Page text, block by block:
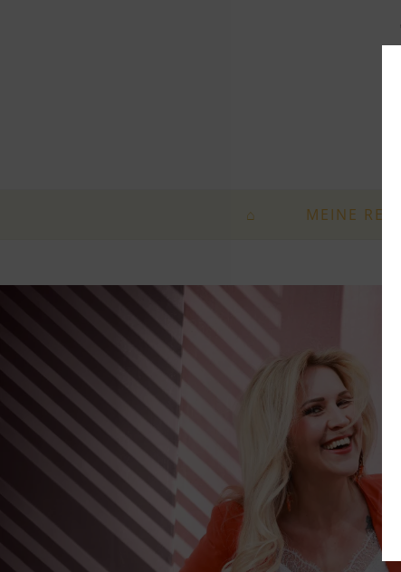
⌂ MEINE REISE